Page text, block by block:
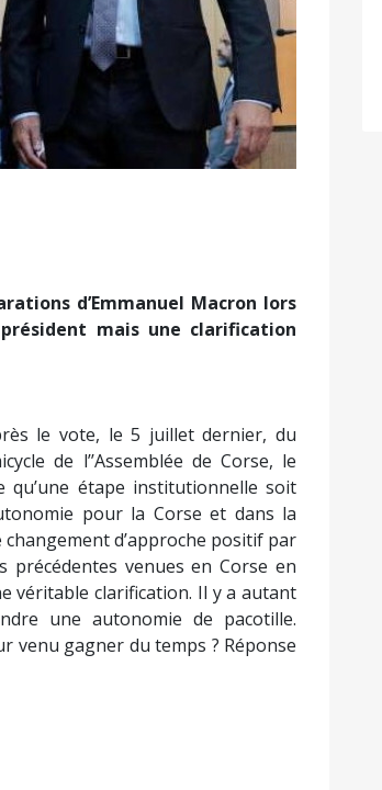
d’Emmanuel Macron lors
mais une clarification
le vote, le 5 juillet dernier, du
de l’’Assemblée de Corse, le
qu’une étape institutionnelle soit
pour la Corse et dans la
d’approche positif par
précédentes venues en Corse en
véritable clarification. Il y a autant
une autonomie de pacotille.
venu gagner du temps ? Réponse